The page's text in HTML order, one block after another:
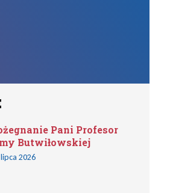
Pani Profesor
Butwiłowskiej
2026